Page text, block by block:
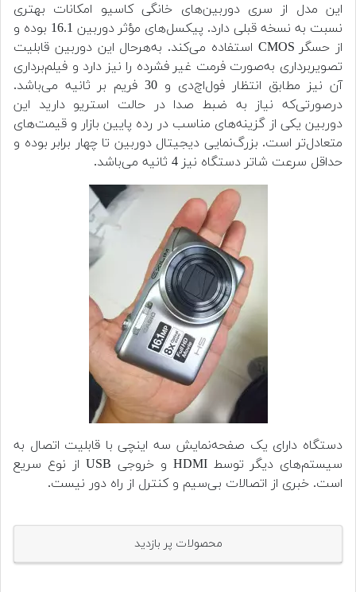
این مدل از سری دوربین‌های خانگی کاسیو امکانات بهتری
نسبت به نسخه قبلی دارد. پیکسل‌های مؤثر دوربین 16.1 بوده و
از حسگر CMOS استفاده می‌کند. به‌هرحال این دوربین قابلیت
تصویربرداری به‌صورت فرمت غیر فشرده را نیز دارد و فیلم‌برداری
آن نیز مطابق انتظار فول‌اچ‌دی و 30 فریم بر ثانیه می‌باشد.
درصورتی‌که نیاز به ضبط صدا در حالت استریو دارید این
دوربین یکی از گزینه‌های مناسب در رده پایین بازار و قیمت‌های
متعادل‌تر است. بزرگ‌نمایی دیجیتال دوربین تا چهار برابر بوده و
حداقل سرعت شاتر دستگاه نیز 4 ثانیه می‌باشد.
دستگاه دارای یک صفحه‌نمایش سه اینچی با قابلیت اتصال به
سیستم‌های دیگر توسط HDMI و خروجی USB از نوع سریع
است. خبری از اتصالات بی‌سیم و کنترل از راه دور نیست.
محصولات پر بازدید